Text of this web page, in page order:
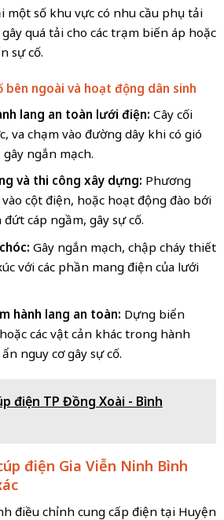
một số khu vực có nhu cầu phụ tải
quá tải cho các trạm biến áp hoặc
sự cố.
bên ngoài và hoạt động dân sinh
lang an toàn lưới điện: Cây cối
va chạm vào đường dây khi có gió
ngắn mạch.
và thi công xây dựng: Phương
cột điện, hoặc hoạt động đào bới
cáp ngầm, gây sự cố.
Gây ngắn mạch, chập cháy thiết
với các phần mang điện của lưới
hành lang an toàn: Dựng biển
các vật cản khác trong hành
nguy cơ gây sự cố.
điện TP Đồng Xoài - Bình
điện Gia Viễn Ninh Bình
điều chỉnh cung cấp điện tại Huyện